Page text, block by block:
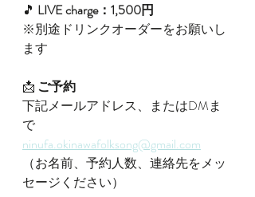
🎵 LIVE charge：1,500円
※別途ドリンクオーダーをお願いし
ます
📩 ご予約
下記メールアドレス、またはDMま
で
ninufa.okinawafolksong@gmail.com
（お名前、予約人数、連絡先をメッ
セージください）